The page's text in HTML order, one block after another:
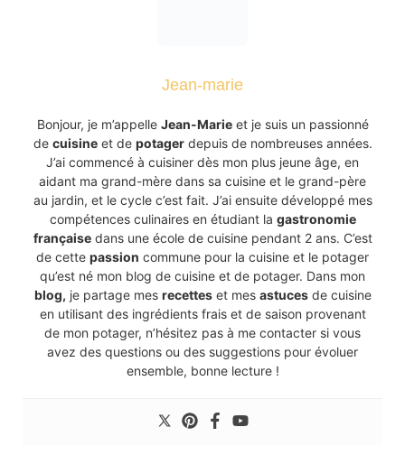
Jean-marie
Bonjour, je m’appelle Jean-Marieet je suis un passionné
de cuisineet de potagerdepuis de nombreuses années.
J’ai commencé à cuisiner dès mon plus jeune âge, en
aidant ma grand-mère dans sa cuisine et le grand-père
au jardin, et le cycle c’est fait. J’ai ensuite développé mes
compétences culinaires en étudiant la gastronomie
françaisedans une école de cuisine pendant 2 ans. C’est
de cette passion commune pour la cuisine et le potager
qu’est né mon blog de cuisine et de potager. Dans mon
blog, je partage mes recetteset mes astucesde cuisine
en utilisant des ingrédients frais et de saison provenant
de mon potager, n’hésitez pas à me contacter si vous
avez des questions ou des suggestions pour évoluer
ensemble, bonne lecture !